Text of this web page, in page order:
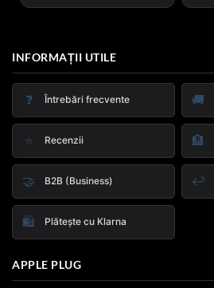
INFORMAȚII UTILE
❓ Întrebări frecvente 🚚
⭐ Recenzii 🏦
🤝 B2B (Business) ↩️
🛍️ Plătește cu Klarna
APPLE PLUG